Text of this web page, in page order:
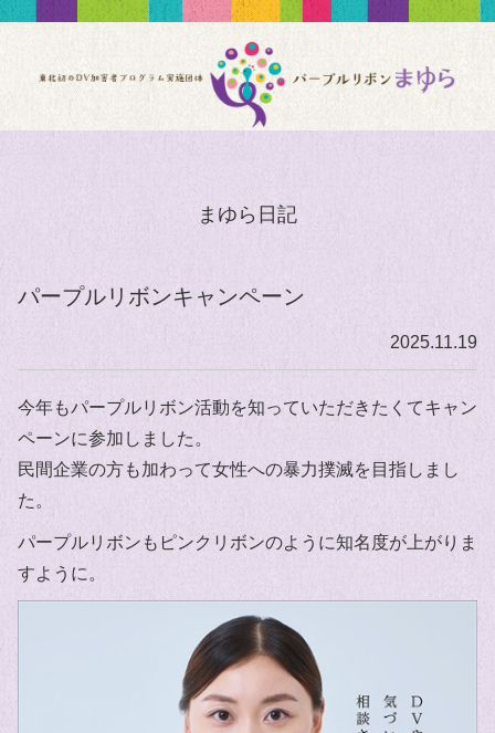
まゆら日記
パープルリボンキャンペーン
2025.11.19
今年もパープルリボン活動を知っていただきたくてキャン
ペーンに参加しました。
民間企業の方も加わって女性への暴力撲滅を目指しまし
た。
パープルリボンもピンクリボンのように知名度が上がりま
すように。